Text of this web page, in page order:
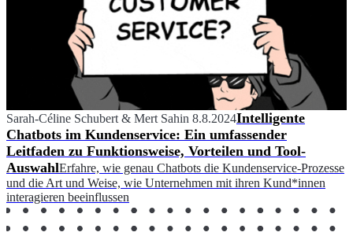
Sarah-Céline Schubert & Mert Sahin 8.8.2024Intelligente
Chatbots im Kundenservice: Ein umfassender
Leitfaden zu Funktionsweise, Vorteilen und Tool-
AuswahlErfahre, wie genau Chatbots die Kundenservice-Prozesse
und die Art und Weise, wie Unternehmen mit ihren Kund*innen
interagieren beeinflussen